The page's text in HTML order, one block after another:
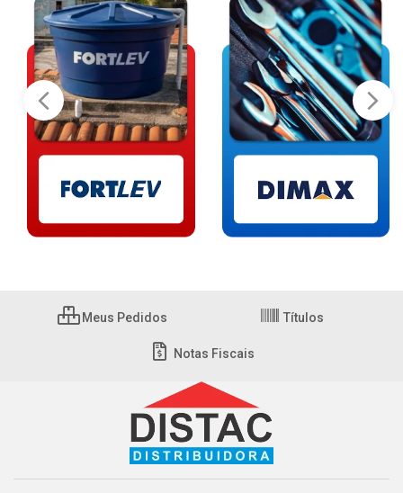
Meus Pedidos Títulos
Notas Fiscais